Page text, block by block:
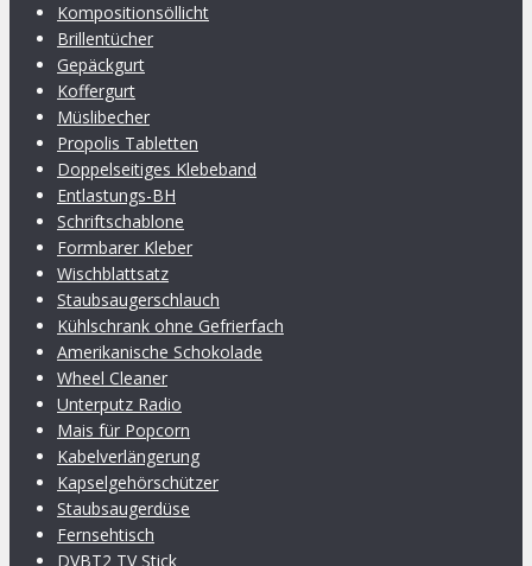
Kompositionsöllicht
Brillentücher
Gepäckgurt
Koffergurt
Müslibecher
Propolis Tabletten
Doppelseitiges Klebeband
Entlastungs-BH
Schriftschablone
Formbarer Kleber
Wischblattsatz
Staubsaugerschlauch
Kühlschrank ohne Gefrierfach
Amerikanische Schokolade
Wheel Cleaner
Unterputz Radio
Mais für Popcorn
Kabelverlängerung
Kapselgehörschützer
Staubsaugerdüse
Fernsehtisch
DVBT2 TV Stick